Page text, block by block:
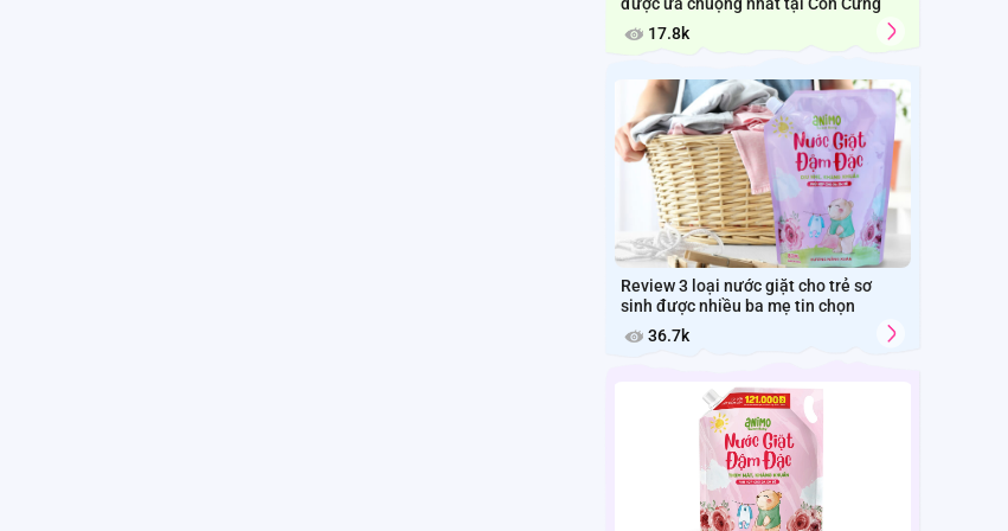
17.8k
Review 3 loại nước giặt cho trẻ sơ
sinh được nhiều ba mẹ tin chọn
36.7k